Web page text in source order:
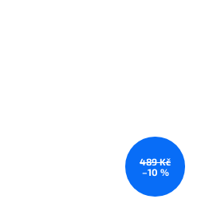
489 Kč
–10 %